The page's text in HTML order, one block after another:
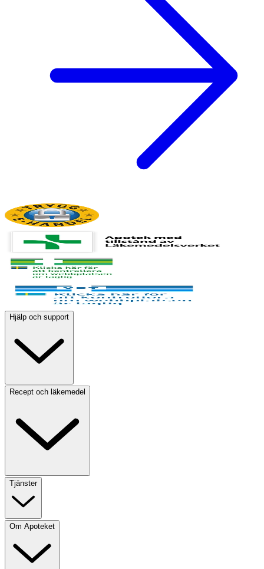
Hjälp och support
Recept och läkemedel
Tjänster
Om Apoteket